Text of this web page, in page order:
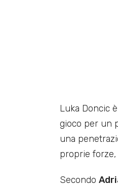
Luka Doncic
gioco per un
una
proprie
Secondo